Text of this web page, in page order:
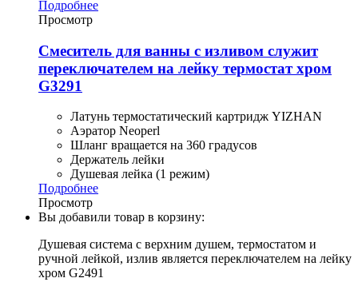
Подробнее
Просмотр
Смеситель для ванны с изливом служит
переключателем на лейку термостат хром
G3291
Латунь термостатический картридж YIZHAN
Аэратор Neoperl
Шланг вращается на 360 градусов
Держатель лейки
Душевая лейка (1 режим)
Подробнее
Просмотр
Вы добавили товар в корзину:
Душевая система с верхним душем, термостатом и
ручной лейкой, излив является переключателем на лейку
хром G2491